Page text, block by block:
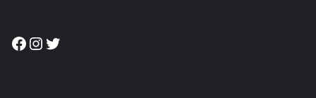
Facebook
Instagram
Twitter